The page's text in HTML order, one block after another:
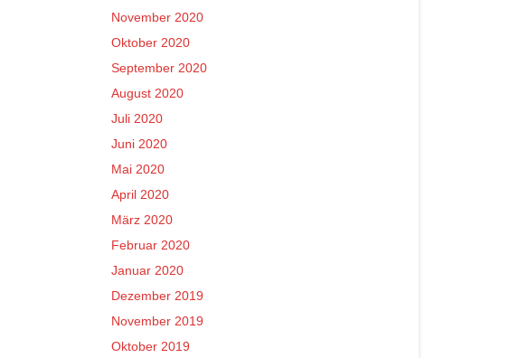
November 2020
Oktober 2020
September 2020
August 2020
Juli 2020
Juni 2020
Mai 2020
April 2020
März 2020
Februar 2020
Januar 2020
Dezember 2019
November 2019
Oktober 2019